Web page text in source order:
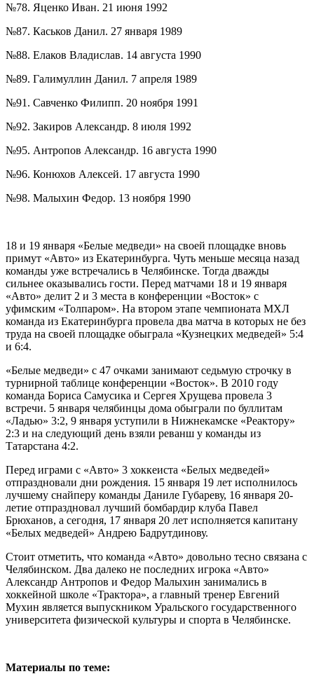
№78. Яценко Иван. 21 июня 1992
№87. Каськов Данил. 27 января 1989
№88. Елаков Владислав. 14 августа 1990
№89. Галимуллин Данил. 7 апреля 1989
№91. Савченко Филипп. 20 ноября 1991
№92. Закиров Александр. 8 июля 1992
№95. Антропов Александр. 16 августа 1990
№96. Конюхов Алексей. 17 августа 1990
№98. Малыхин Федор. 13 ноября 1990
18 и 19 января «Белые медведи» на своей площадке вновь
примут «Авто» из Екатеринбурга. Чуть меньше месяца назад
команды уже встречались в Челябинске. Тогда дважды
сильнее оказывались гости. Перед матчами 18 и 19 января
«Авто» делит 2 и 3 места в конференции «Восток» с
уфимским «Толпаром». На втором этапе чемпионата МХЛ
команда из Екатеринбурга провела два матча в которых не без
труда на своей площадке обыграла «Кузнецких медведей» 5:4
и 6:4.
«Белые медведи» с 47 очками занимают седьмую строчку в
турнирной таблице конференции «Восток». В 2010 году
команда Бориса Самусика и Сергея Хрущева провела 3
встречи. 5 января челябинцы дома обыграли по буллитам
«Ладью» 3:2, 9 января уступили в Нижнекамске «Реактору»
2:3 и на следующий день взяли реванш у команды из
Татарстана 4:2.
Перед играми с «Авто» 3 хоккеиста «Белых медведей»
отпраздновали дни рождения. 15 января 19 лет исполнилось
лучшему снайперу команды Даниле Губареву, 16 января 20-
летие отпраздновал лучший бомбардир клуба Павел
Брюханов, а сегодня, 17 января 20 лет исполняется капитану
«Белых медведей» Андрею Бадрутдинову.
Стоит отметить, что команда «Авто» довольно тесно связана с
Челябинском. Два далеко не последних игрока «Авто»
Александр Антропов и Федор Малыхин занимались в
хоккейной школе «Трактора», а главный тренер Евгений
Мухин является выпускником Уральского государственного
университета физической культуры и спорта в Челябинске.
Материалы по теме: